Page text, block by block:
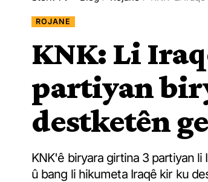
ROJANE
KNK: Li
partiyan
destketên
KNK'ê biryara girtina 3 partiyan
û bang li hikumeta Iraqê kir ku